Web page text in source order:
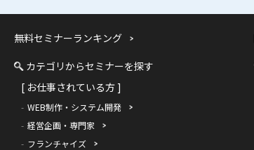
無料セミナーランキング
カテゴリからセミナーを探す
[ お仕事されている方 ]
WEB制作・システム開発
経営企画・専門家
フランチャイズ